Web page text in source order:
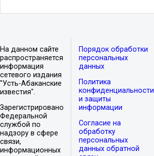
На данном сайте
распространяется
информация
сетевого издания
"Усть-Абаканские
известия".
Зарегистрировано
Федеральной
службой по
надзору в сфере
связи,
информационных
Порядок обработки
персональных
данных
Политика
конфиденциальности
и защиты
информации
Согласие на
обработку
персональных
данных обратной